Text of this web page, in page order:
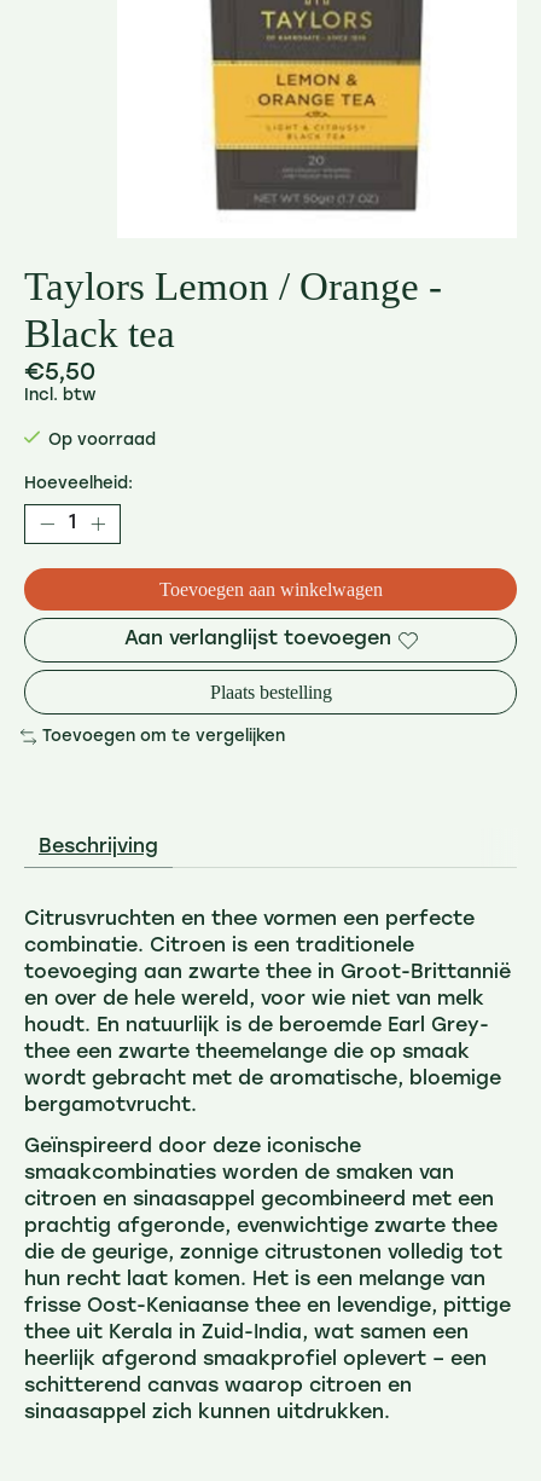
Taylors Lemon / Orange -
Black tea
€5,50
Incl. btw
Op voorraad
Hoeveelheid:
Toevoegen aan winkelwagen
Aan verlanglijst toevoegen
Plaats bestelling
Toevoegen om te vergelijken
Beschrijving
Citrusvruchten en thee vormen een perfecte
combinatie. Citroen is een traditionele
toevoeging aan zwarte thee in Groot-Brittannië
en over de hele wereld, voor wie niet van melk
houdt. En natuurlijk is de beroemde Earl Grey-
thee een zwarte theemelange die op smaak
wordt gebracht met de aromatische, bloemige
bergamotvrucht.
Geïnspireerd door deze iconische
smaakcombinaties worden de smaken van
citroen en sinaasappel gecombineerd met een
prachtig afgeronde, evenwichtige zwarte thee
die de geurige, zonnige citrustonen volledig tot
hun recht laat komen. Het is een melange van
frisse Oost-Keniaanse thee en levendige, pittige
thee uit Kerala in Zuid-India, wat samen een
heerlijk afgerond smaakprofiel oplevert – een
schitterend canvas waarop citroen en
sinaasappel zich kunnen uitdrukken.